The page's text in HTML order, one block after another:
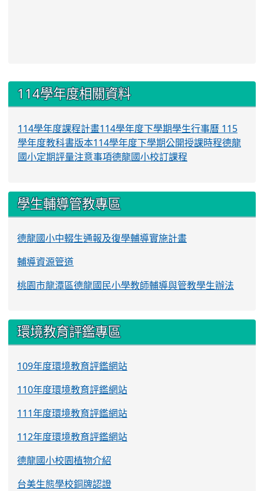
::: 114學年度相關資料
114學年度課程計畫114學年度下學期學生行事曆 115
學年度教科書版本114學年度下學期公開授課時程德龍
國小定期評量注意事項德龍國小校訂課程
學生輔導管教專區
德龍國小中輟生通報及復學輔導實施計畫
輔導資源管道
桃園市龍潭區德龍國民小學教師輔導與管教學生辦法
環境教育評鑑專區
109年度環境教育評鑑網站
110年度環境教育評鑑網站
111年度環境教育評鑑網站
112年度環境教育評鑑網站
德龍國小校園植物介紹
台美生態學校銅牌認證